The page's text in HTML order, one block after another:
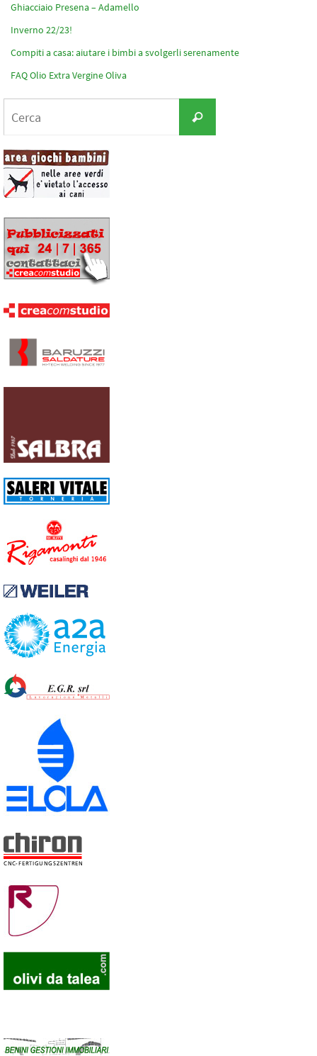
Ghiacciaio Presena – Adamello
Inverno 22/23!
Compiti a casa: aiutare i bimbi a svolgerli serenamente
FAQ Olio Extra Vergine Oliva
Cerca